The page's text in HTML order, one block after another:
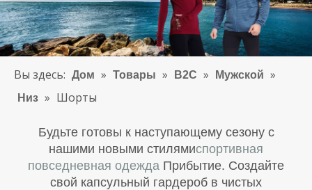
Вы здесь: Дом » Товары » B2C » Мужской »
Низ » Шорты
Будьте готовы к наступающему сезону с
нашими новыми стилямиспортивная
повседневная одежда Прибытие. Создайте
свой капсульный гардероб в чистых